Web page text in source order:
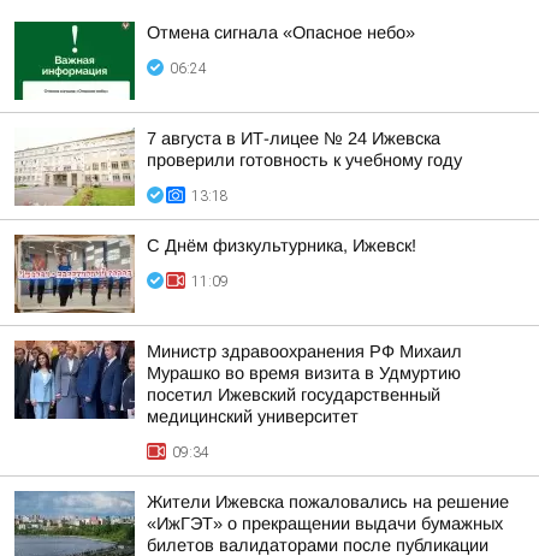
Отмена сигнала «Опасное небо»
06:24
7 августа в ИТ-лицее № 24 Ижевска
проверили готовность к учебному году
13:18
С Днём физкультурника, Ижевск!
11:09
Министр здравоохранения РФ Михаил
Мурашко во время визита в Удмуртию
посетил Ижевский государственный
медицинский университет
09:34
Жители Ижевска пожаловались на решение
«ИжГЭТ» о прекращении выдачи бумажных
билетов валидаторами после публикации